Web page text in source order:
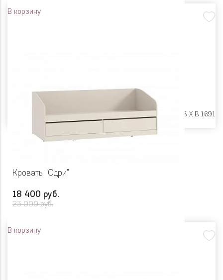
В корзину
Ш 2378 X Г 848 X В 1691
Кровать "Одри"
18 400 руб.
23 000 руб.
В корзину